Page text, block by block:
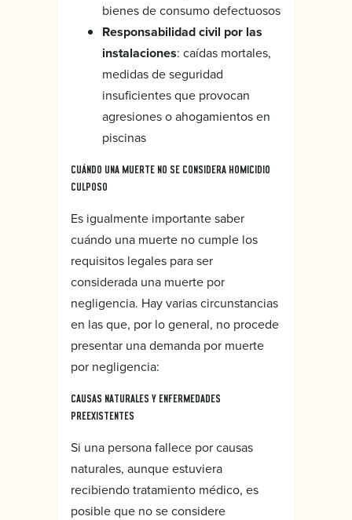
bienes de consumo defectuosos
Responsabilidad civil por las
instalaciones: caídas mortales,
medidas de seguridad
insuficientes que provocan
agresiones o ahogamientos en
piscinas
CUÁNDO UNA MUERTE NO SE CONSIDERA HOMICIDIO
CULPOSO
Es igualmente importante saber
cuándo una muerte no cumple los
requisitos legales para ser
considerada una muerte por
negligencia. Hay varias circunstancias
en las que, por lo general, no procede
presentar una demanda por muerte
por negligencia:
CAUSAS NATURALES Y ENFERMEDADES
PREEXISTENTES
Si una persona fallece por causas
naturales, aunque estuviera
recibiendo tratamiento médico, es
posible que no se considere